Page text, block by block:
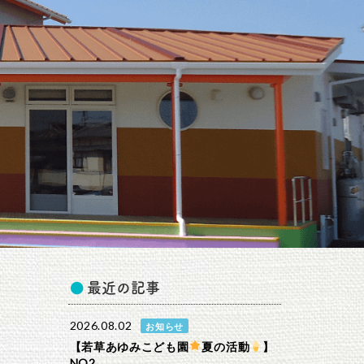
最近の記事
2026.08.02 お知らせ
【若草あゆみこども園 夏の活動
】